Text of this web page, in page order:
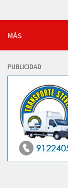
MÁS
PUBLICIDAD